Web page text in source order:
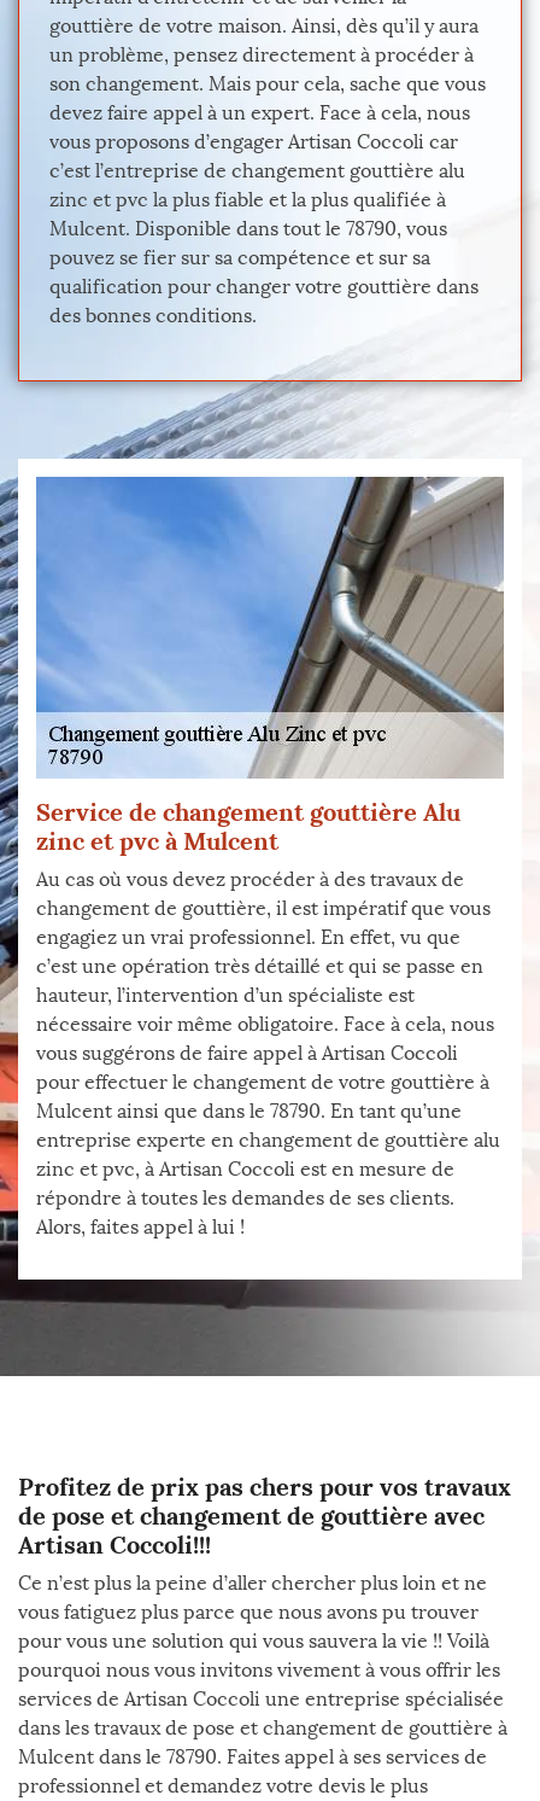
gouttière de votre maison. Ainsi, dès qu’il y aura
un problème, pensez directement à procéder à
son changement. Mais pour cela, sache que vous
devez faire appel à un expert. Face à cela, nous
vous proposons d’engager Artisan Coccoli car
c’est l’entreprise de changement gouttière alu
zinc et pvc la plus fiable et la plus qualifiée à
Mulcent. Disponible dans tout le 78790, vous
pouvez se fier sur sa compétence et sur sa
qualification pour changer votre gouttière dans
des bonnes conditions.
Service de changement gouttière Alu
zinc et pvc à Mulcent
Au cas où vous devez procéder à des travaux de
changement de gouttière, il est impératif que vous
engagiez un vrai professionnel. En effet, vu que
c’est une opération très détaillé et qui se passe en
hauteur, l’intervention d’un spécialiste est
nécessaire voir même obligatoire. Face à cela, nous
vous suggérons de faire appel à Artisan Coccoli
pour effectuer le changement de votre gouttière à
Mulcent ainsi que dans le 78790. En tant qu’une
entreprise experte en changement de gouttière alu
zinc et pvc, à Artisan Coccoli est en mesure de
répondre à toutes les demandes de ses clients.
Alors, faites appel à lui !
Profitez de prix pas chers pour vos travaux
de pose et changement de gouttière avec
Artisan Coccoli!!!
Ce n’est plus la peine d’aller chercher plus loin et ne
vous fatiguez plus parce que nous avons pu trouver
pour vous une solution qui vous sauvera la vie !! Voilà
pourquoi nous vous invitons vivement à vous offrir les
services de Artisan Coccoli une entreprise spécialisée
dans les travaux de pose et changement de gouttière à
Mulcent dans le 78790. Faites appel à ses services de
professionnel et demandez votre devis le plus